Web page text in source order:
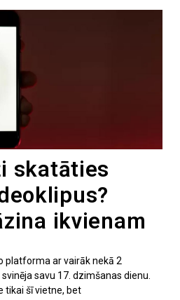
skatāties
ikvienam
platforma ar vairāk nekā 2
savu 17. dzimšanas dienu.
tikai šī vietne, bet